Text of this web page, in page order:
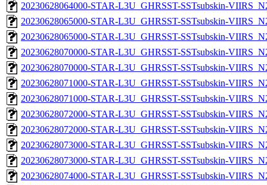
20230628064000-STAR-L3U_GHRSST-SSTsubskin-
20230628065000-STAR-L3U_GHRSST-SSTsubskin-
20230628065000-STAR-L3U_GHRSST-SSTsubskin-
20230628070000-STAR-L3U_GHRSST-SSTsubskin-
20230628070000-STAR-L3U_GHRSST-SSTsubskin-
20230628071000-STAR-L3U_GHRSST-SSTsubskin-
20230628071000-STAR-L3U_GHRSST-SSTsubskin-
20230628072000-STAR-L3U_GHRSST-SSTsubskin-
20230628072000-STAR-L3U_GHRSST-SSTsubskin-
20230628073000-STAR-L3U_GHRSST-SSTsubskin-
20230628073000-STAR-L3U_GHRSST-SSTsubskin-
20230628074000-STAR-L3U_GHRSST-SSTsubskin-